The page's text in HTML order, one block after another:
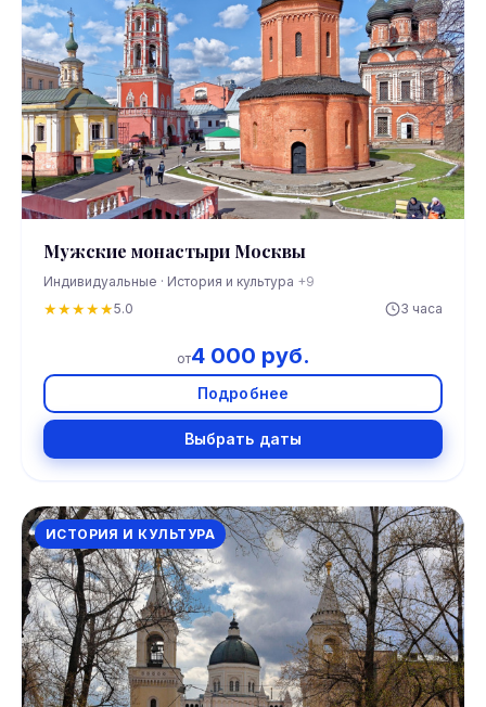
Мужские монастыри Москвы
Индивидуальные · История и культура +9
★★★★★5.0 3 часа
от4 000 руб.
Подробнее
Выбрать даты
ИСТОРИЯ И КУЛЬТУРА